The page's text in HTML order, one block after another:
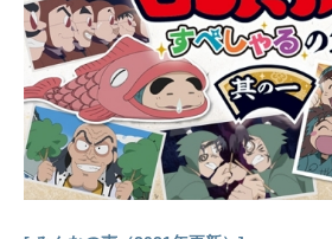
キャラクターた
ィ。目を見て「
だからこそ届
タフ、クレイジ
かけめぐる！作
送形態TVアニ
年...